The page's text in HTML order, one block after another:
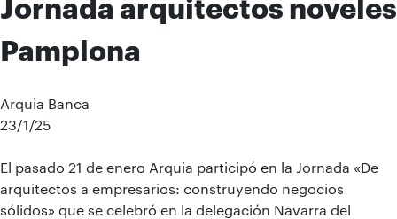
Jornada arquitectos noveles
Pamplona
Arquia Banca
23/1/25
El pasado 21 de enero Arquia participó en la Jornada «De
arquitectos a empresarios: construyendo negocios
sólidos» que se celebró en la delegación Navarra del